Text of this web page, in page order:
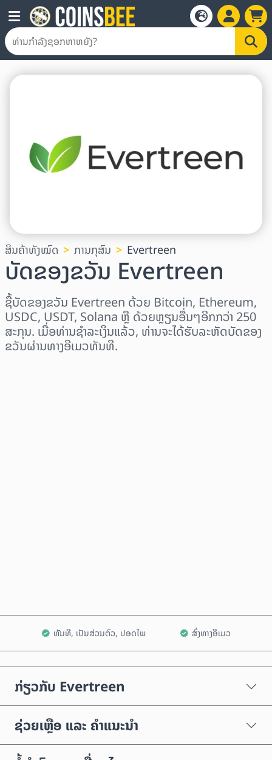
ສິນຄ້າທັງໝົດ ການກຸສົນ Evertreen
ບັດຂອງຂວັນ Evertreen
ຊື້ບັດຂອງຂວັນ Evertreen ດ້ວຍ Bitcoin, Ethereum,
USDC, USDT, Solana ຫຼື ດ້ວຍຫຼຽນອື່ນໆອີກກວ່າ 250
ສະກຸນ. ເມື່ອທ່ານຊຳລະເງິນແລ້ວ, ທ່ານຈະໄດ້ຮັບລະຫັດບັດຂອງ
ຂວັນຜ່ານທາງອີເມວທັນທີ.
ທັນທີ, ເປັນສ່ວນຕົວ, ປອດໄພ ສົ່ງທາງອີເມວ
ກ່ຽວກັບ Evertreen
ຊ່ວຍເຫຼືອ ແລະ ຄຳແນະນຳ